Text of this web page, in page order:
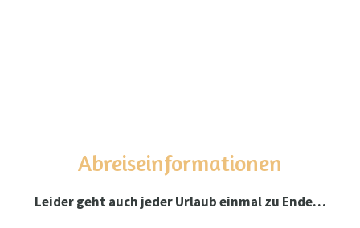
Abreiseinformationen
Leider geht auch jeder Urlaub einmal zu Ende…